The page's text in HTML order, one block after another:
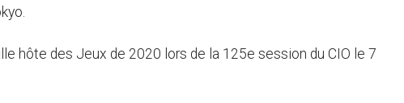
hôte des Jeux de 2020 lors de la 125e session du CIO le 7